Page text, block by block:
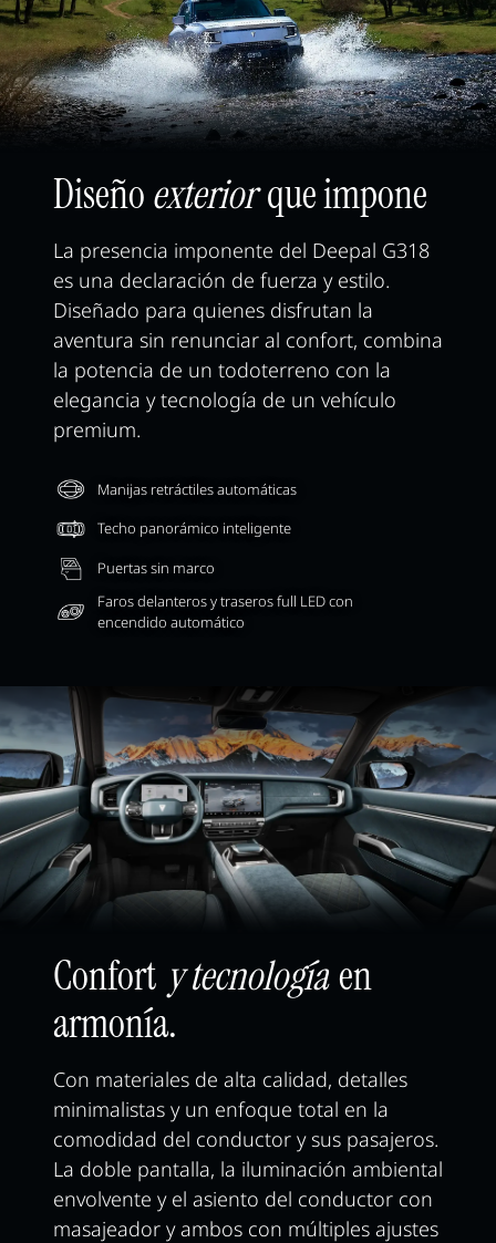
Diseñoexteriorque impone
La presencia imponente del Deepal G318
es una declaración de fuerza y estilo.
Diseñado para quienes disfrutan la
aventura sin renunciar al confort, combina
la potencia de un todoterreno con la
elegancia y tecnología de un vehículo
premium.
Manijas retráctiles automáticas
Techo panorámico inteligente
Puertas sin marco
Faros delanteros y traseros full LED con
encendido automático
Confort y tecnología en
armonía.
Con materiales de alta calidad, detalles
minimalistas y un enfoque total en la
comodidad del conductor y sus pasajeros.
La doble pantalla, la iluminación ambiental
envolvente y el asiento del conductor con
masajeador y ambos con múltiples ajustes